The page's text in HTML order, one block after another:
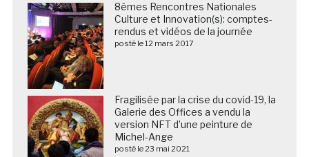
8èmes Rencontres Nationales
Culture et Innovation(s): comptes-
rendus et vidéos de la journée
posté le 12 mars 2017
Fragilisée par la crise du covid-19, la
Galerie des Offices a vendu la
version NFT d’une peinture de
Michel-Ange
posté le 23 mai 2021